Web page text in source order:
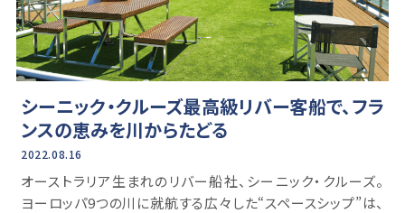
シーニック・クルーズ最高級リバー客船で、フラ
ンスの恵みを川からたどる
2022.08.16
オーストラリア生まれのリバー船社、シーニック・クルーズ。
ヨーロッパ9つの川に就航する広々した“スペースシップ”は、